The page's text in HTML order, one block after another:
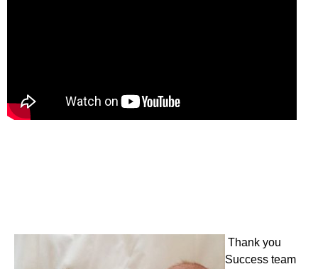
Thank you
Success team